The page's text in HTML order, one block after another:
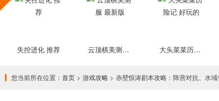
失控进化 推荐 云顶棋美测服 最新版 大头菜菜历险记 好玩的
您当前所在位置： 首页 > 游戏攻略 > 赤壁惊涛剧本攻略：阵营对抗、水